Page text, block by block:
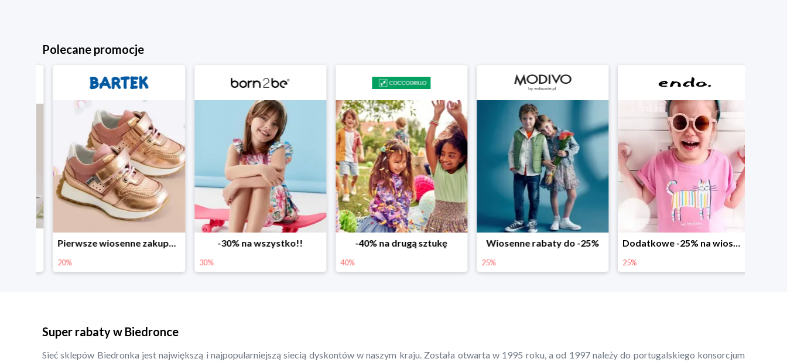
Polecane promocje
Pierwsze wiosenne zakupy -20%
20%
-30% na wszystko!!
30%
-40% na drugą sztukę
40%
Wiosenne rabaty do -25%
25%
Dodatkowe -25% na wiosenne nowości
25%
Super rabaty w Biedronce
Sieć sklepów Biedronka jest największą i najpopularniejszą siecią dyskontów w naszym kraju. Została otwarta w 1995 roku, a od 1997 należy do portugalskiego konsorcjum